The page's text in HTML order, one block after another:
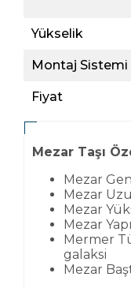
Yükselik
Montaj Sistemi
Fiyat
Mezar Taşı
Mezar
Mezar
Mezar
Mezar
Mermer
galaksi
Mezar